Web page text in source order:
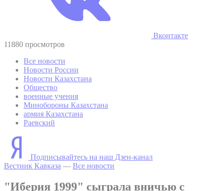
Вконтакте
11880 просмотров
Все новости
Новости России
Новости Казахстана
Общество
военные учения
Минобороны Казахстана
армия Казахстана
Раевский
Подписывайтесь на наш Дзен-канал
Вестник Кавказа — Все новости
"Иберия 1999" сыграла вничью с